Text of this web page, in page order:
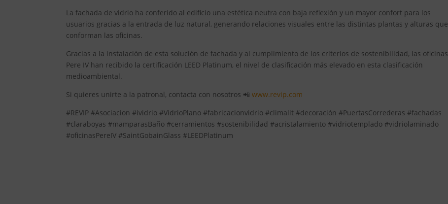
La fachada de vidrio ha conferido al edificio una estética neutra con baja reflexión y un mayor confort para los
usuarios gracias a la entrada de luz natural, generando relaciones visuales entre las distintas plantas y alturas que
conforman las oficinas.
Gracias a la instalación de esta solución de fachada y al cumplimiento de los criterios de sostenibilidad, las oficinas
Pere IV han recibido la certificación LEED Platinum, el nivel de clasificación más elevado en esta clasificación
medioambiental.
Si quieres unirte a la patronal, contacta con nosotros 📲www.revip.com
#REVIP #Asociacion #ividrio #VidrioPlano #fabricacionvidrio #climalit #decoración #PuertasCorrederas #fachadas
#claraboyas #mamparasBaño #cerramientos #sostenibilidad #acristalamiento #vidriotemplado #vidriolaminado
#oficinasPereIV #SaintGobainGlass #LEEDPlatinum